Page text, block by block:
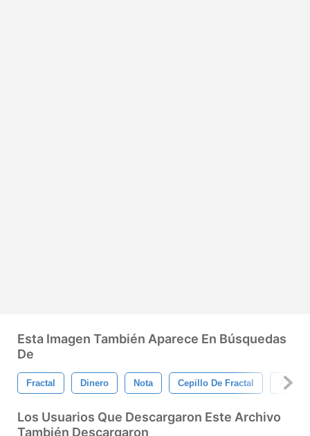
Esta Imagen También Aparece En Búsquedas
De
Fractal Dinero Nota Cepillo De Fractal
Los Usuarios Que Descargaron Este Archivo
También Descargaron